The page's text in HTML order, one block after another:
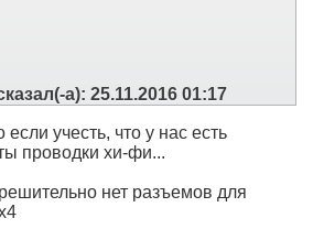
а): 25.11.2016 01:17
учесть, что у нас есть
проводки хи-фи...
нет разъемов для